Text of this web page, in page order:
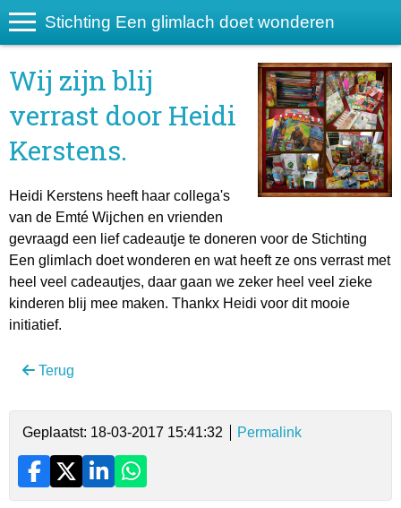
Stichting Een glimlach doet wonderen
Wij zijn blij
verrast door Heidi
Kerstens.
Heidi Kerstens heeft haar collega's
van de Emté Wijchen en vrienden
gevraagd een lief cadeautje te doneren voor de Stichting
Een glimlach doet wonderen en wat heeft ze ons verrast met
heel veel cadeautjes, daar gaan we zeker heel veel zieke
kinderen blij mee maken. Thankx Heidi voor dit mooie
initiatief.
Terug
Geplaatst: 18-03-2017 15:41:32 Permalink